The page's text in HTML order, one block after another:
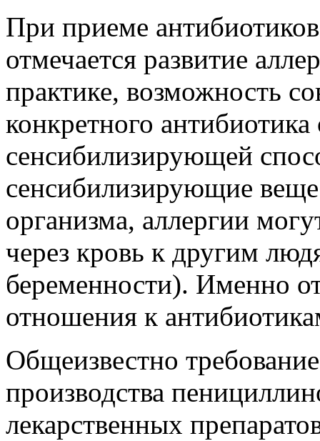
При приеме
отмечается развитие
практике, возможность
конкретного антибиотика
сенсибилизирующей
сенсибилизирующие
организма, аллергии
через кровь к другим
беременности). Именно
отношения к
Общеизвестно
производства
лекарственных